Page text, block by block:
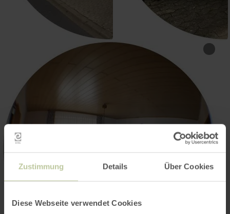
Zustimmung Details Über Cookies
Diese Webseite verwendet Cookies